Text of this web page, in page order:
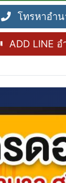
โทรหาอำน
ADD LINE อ